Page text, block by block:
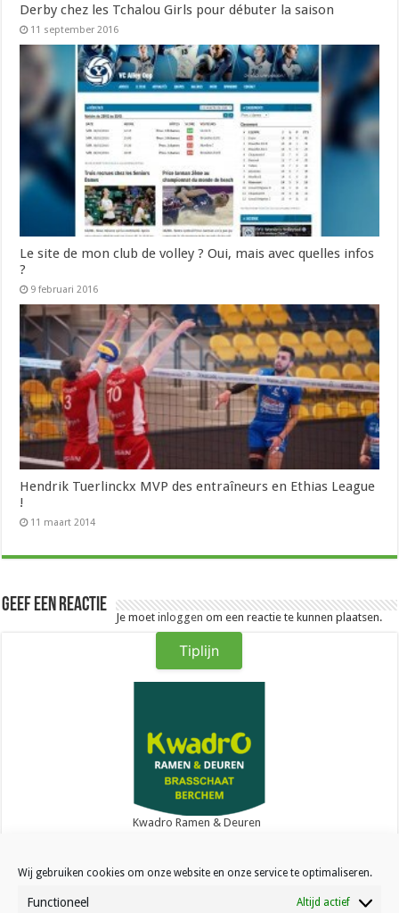
Wij gebruiken cookies om onze website en onze service te optimaliseren.
Functioneel Altijd actief
Derby chez les Tchalou Girls pour débuter la saison
11 september 2016
Le site de mon club de volley ? Oui, mais avec quelles infos
?
9 februari 2016
Hendrik Tuerlinckx MVP des entraîneurs en Ethias League
!
11 maart 2014
Geef een reactie
Je moetinloggen om een reactie te kunnen plaatsen.
Tiplijn
Kwadro Ramen & Deuren